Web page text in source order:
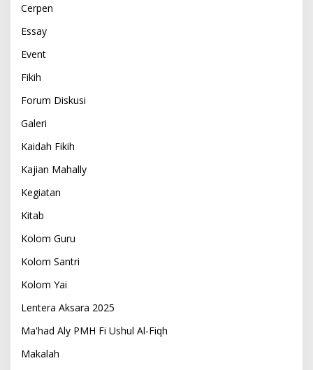
Cerpen
Essay
Event
Fikih
Forum Diskusi
Galeri
Kaidah Fikih
Kajian Mahally
Kegiatan
Kitab
Kolom Guru
Kolom Santri
Kolom Yai
Lentera Aksara 2025
Ma'had Aly PMH Fi Ushul Al-Fiqh
Makalah